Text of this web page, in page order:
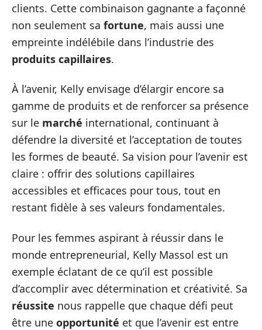
clients. Cette combinaison gagnante a façonné
non seulement sa fortune, mais aussi une
empreinte indélébile dans l’industrie des
produits capillaires.
À l’avenir, Kelly envisage d’élargir encore sa
gamme de produits et de renforcer sa présence
sur le marché international, continuant à
défendre la diversité et l’acceptation de toutes
les formes de beauté. Sa vision pour l’avenir est
claire : offrir des solutions capillaires
accessibles et efficaces pour tous, tout en
restant fidèle à ses valeurs fondamentales.
Pour les femmes aspirant à réussir dans le
monde entrepreneurial, Kelly Massol est un
exemple éclatant de ce qu’il est possible
d’accomplir avec détermination et créativité. Sa
réussite nous rappelle que chaque défi peut
être une opportunité et que l’avenir est entre